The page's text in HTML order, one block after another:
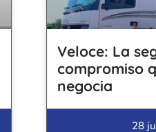
Veloce: La
compromiso
negocia
28